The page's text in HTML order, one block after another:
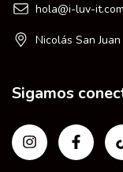
hola@i-luv-it.com
Nicolás San Juan
Sigamos